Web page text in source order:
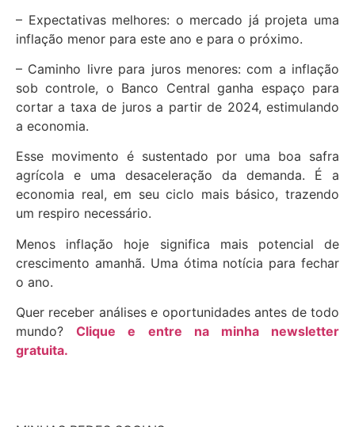
– Expectativas melhores: o mercado já projeta uma
inflação menor para este ano e para o próximo.
– Caminho livre para juros menores: com a inflação
sob controle, o Banco Central ganha espaço para
cortar a taxa de juros a partir de 2024, estimulando
a economia.
Esse movimento é sustentado por uma boa safra
agrícola e uma desaceleração da demanda. É a
economia real, em seu ciclo mais básico, trazendo
um respiro necessário.
Menos inflação hoje significa mais potencial de
crescimento amanhã. Uma ótima notícia para fechar
o ano.
Quer receber análises e oportunidades antes de todo
mundo?Clique e entre na minha newsletter
gratuita.